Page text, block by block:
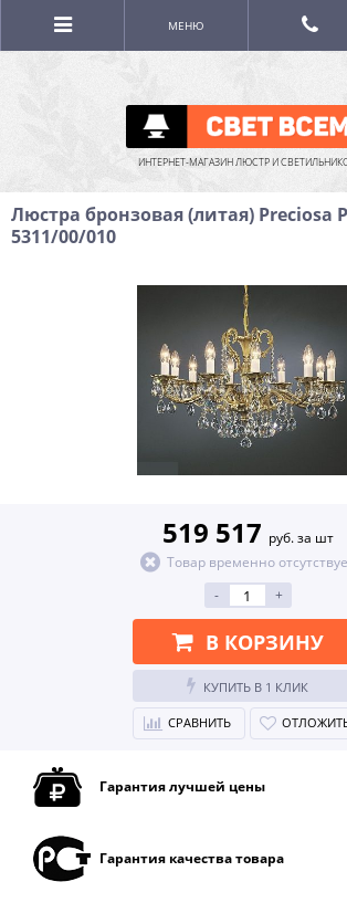
ИНТЕРНЕТ-МАГАЗИН ЛЮСТР И
МЕНЮ
Люстра бронзовая (литая) Preciosa
5311/00/010
519 517 руб. за шт
Товар временно
-
+
В КОРЗИНУ
КУПИТЬ В 1 КЛИК
СРАВНИТЬ
Гарантия лучшей цены
Гарантия качества товара